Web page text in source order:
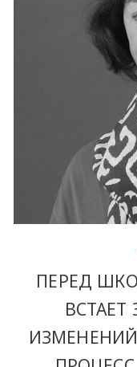
ПЕРЕД
ВСТАЕТ